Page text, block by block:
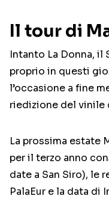
Il tour di
Intanto La Donna, il
proprio in questi
l’occasione a fine
riedizione del vinile
La prossima estate
per il terzo anno
date a San Siro), le
PalaEur e la data di